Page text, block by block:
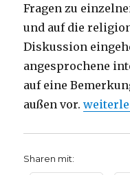
Fragen zu
und auf die
Diskussion
angesprochene
auf eine
außen vor.„Was
Sharen mit: